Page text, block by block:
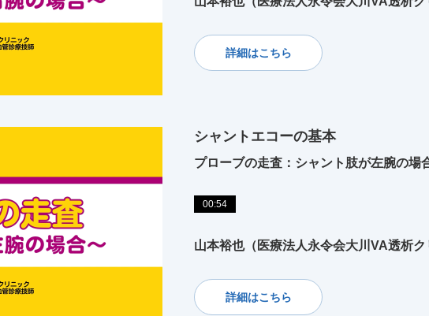
詳細はこちら
シャントエコーの基本
プローブの走査：シャント肢が左腕の場
00:54
山本裕也（医療法人永令会大川VA透析ク
詳細はこちら